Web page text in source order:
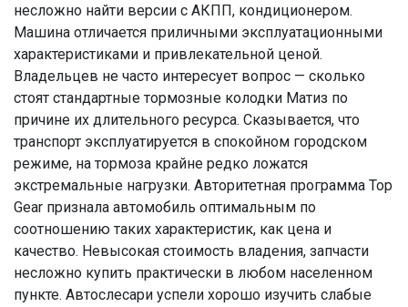
несложно найти версии с АКПП, кондиционером.
Машина отличается приличными эксплуатационными
характеристиками и привлекательной ценой.
Владельцев не часто интересует вопрос — сколько
стоят стандартные тормозные колодки Матиз по
причине их длительного ресурса. Сказывается, что
транспорт эксплуатируется в спокойном городском
режиме, на тормоза крайне редко ложатся
экстремальные нагрузки. Авторитетная программа Top
Gear признала автомобиль оптимальным по
соотношению таких характеристик, как цена и
качество. Невысокая стоимость владения, запчасти
несложно купить практически в любом населенном
пункте. Автослесари успели хорошо изучить слабые